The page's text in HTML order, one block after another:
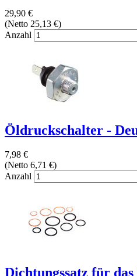
29,90 €
(Netto 25,13 €)
Anzahl
Öldruckschalter -
7,98 €
(Netto 6,71 €)
Anzahl
Dichtungssatz für